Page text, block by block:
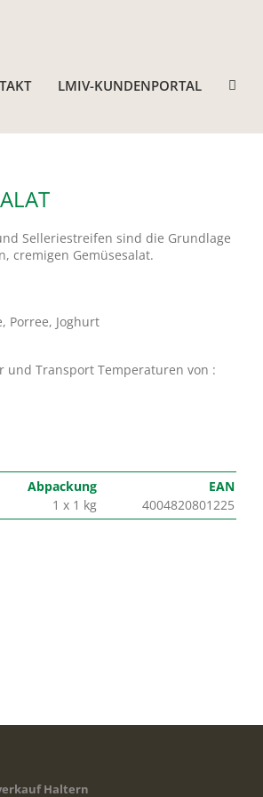
LMIV-KUNDENPORTAL
Selleriestreifen sind die Grundlage
cremigen Gemüsesalat.
Porree, Joghurt
und Transport Temperaturen von :
Abpackung
EAN
1 x 1 kg 4004820801225
Haltern